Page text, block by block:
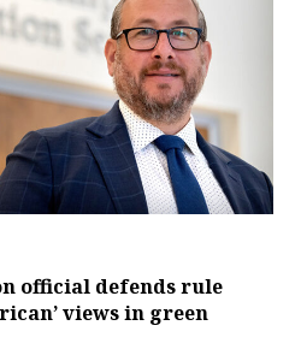
official defends rule
views in green